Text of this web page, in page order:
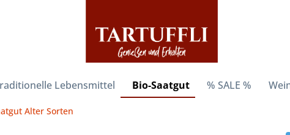
Lebensmittel Bio-Saatgut % SALE %
Alter Sorten